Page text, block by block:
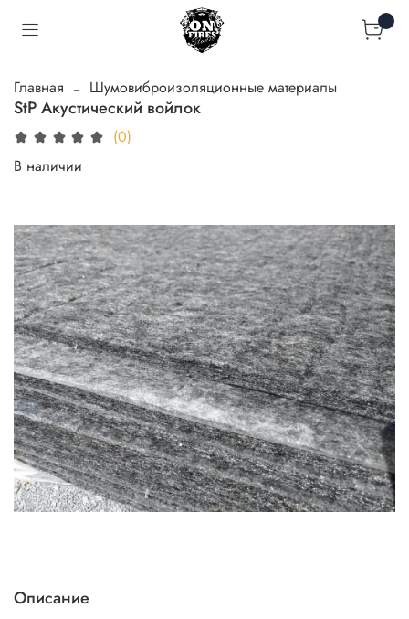
Главная Шумовиброизоляционные материалы
StP Акустический войлок
(0)
В наличии
Описание